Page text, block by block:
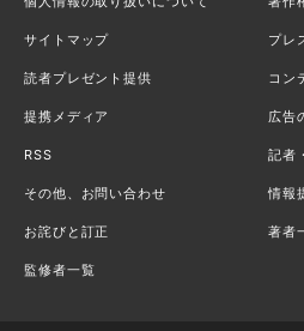
サイトマップ プレ
読者プレゼント提供 コン
提携メディア 広告
RSS 記者
その他、お問い合わせ 情報
お詫びと訂正 著者
監修者一覧